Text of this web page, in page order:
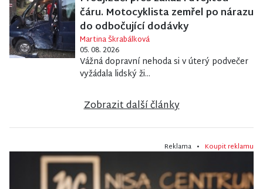
čáru. Motocyklista zemřel po nárazu
do odbočující dodávky
Martina Škrabálková
05. 08. 2026
Vážná dopravní nehoda si v úterý podvečer
vyžádala lidský ži...
Zobrazit další články
Reklama • Koupit reklamu